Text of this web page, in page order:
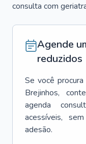
consulta com
Agende
reduzidos
Se você
Brejinhos,
agenda
acessíveis,
adesão.